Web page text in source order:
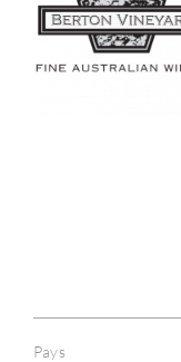
Pays